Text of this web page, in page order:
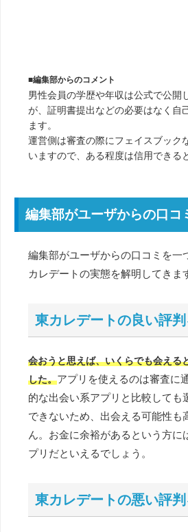
■編集部からのコメント
男性会員の学歴や年収は公式で公開
が、証明書提出などの必要はなく自
ます。
運営側は審査の際にフェイスブック
いますので、ある程度は信用できる
編集部がユーザからの口コ
編集部がユーザからの口コミを一
カレデートの実態を解明してきま
東カレデートの良い評
会おうと思えば、いくらでも会える
した。アプリを使えるのは審査に
的な出会い系アプリと比較しても
できないため、出会える可能性も
ん。お金に余裕があるという方に
プリだといえるでしょう。
東カレデートの悪い評